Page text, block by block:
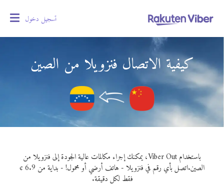
تسجيل دخول
كيفية الاتصال فنزويلا من الصين
باستخدام Viber Out، يمكنك إجراء مكالمات عالية الجودة إلى فنزويلا من
الصين.
اتصل بأي رقم في فنزويلا - هاتف أرضي أو محمول! - بداية من 6.9 ¢
فقط لكل دقيقة.